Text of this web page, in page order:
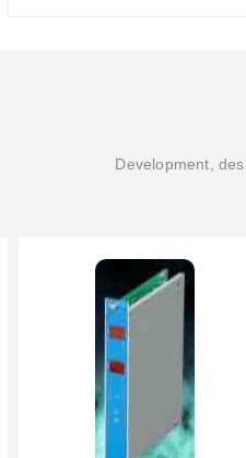
Development,